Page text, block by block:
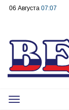
06 Августа 07:07
Toggle